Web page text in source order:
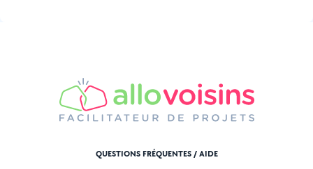
QUESTIONS FRÉQUENTES / AIDE